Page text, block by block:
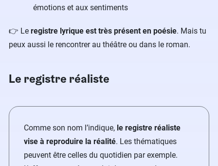
émotions et aux sentiments
👉 Le registre lyrique est très présent en poésie. Mais tu
peux aussi le rencontrer au théâtre ou dans le roman.
Le registre réaliste
Comme son nom l’indique, le registre réaliste
vise à reproduire la réalité. Les thématiques
peuvent être celles du quotidien par exemple.